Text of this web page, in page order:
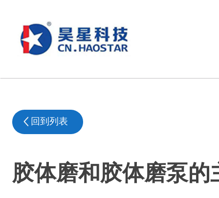
回到列表
胶体磨和胶体磨泵的